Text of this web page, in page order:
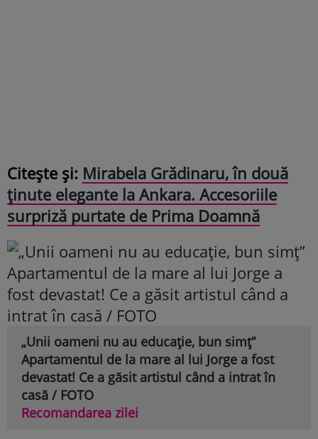
Citește și: Mirabela Grădinaru, în două
ținute elegante la Ankara. Accesoriile
surpriză purtate de Prima Doamnă
„Unii oameni nu au educație, bun simț”
Apartamentul de la mare al lui Jorge a fost
devastat! Ce a găsit artistul când a intrat în
casă / FOTO
Recomandarea zilei